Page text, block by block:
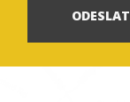
ODESLAT